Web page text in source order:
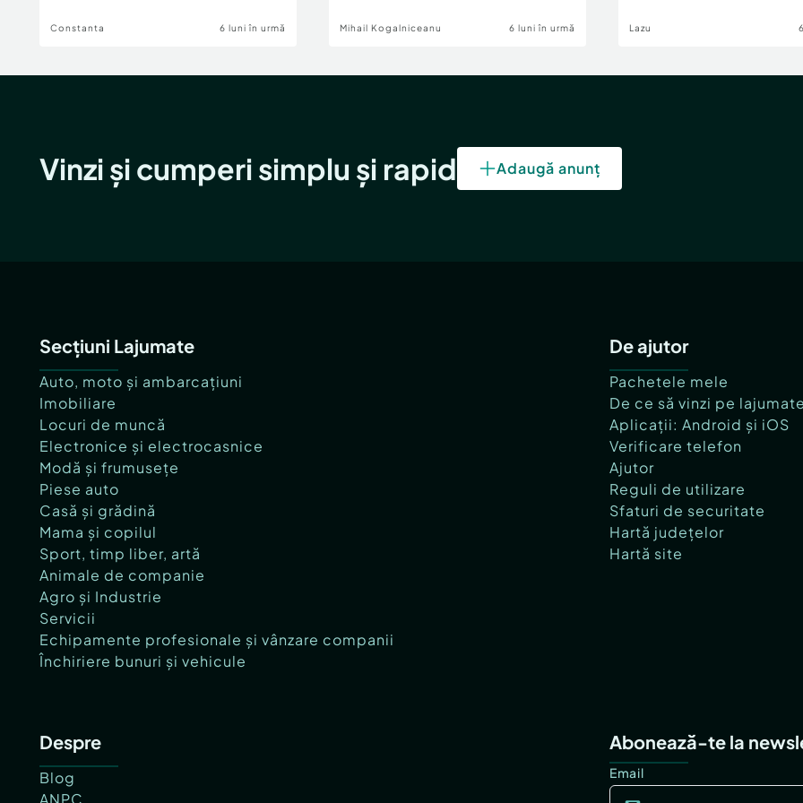
Constanta 6 luni în urmă Mihail Kogalniceanu 6 luni în urmă Lazu
Vinzi și cumperi simplu și rapid Adaugă anunț
Secțiuni Lajumate
Auto, moto și ambarcațiuni
Imobiliare
Locuri de muncă
Electronice și electrocasnice
Modă și frumusețe
Piese auto
Casă și grădină
Mama și copilul
Sport, timp liber, artă
Animale de companie
Agro și Industrie
Servicii
Echipamente profesionale și vânzare companii
Închiriere bunuri și vehicule
De ajutor
Pachetele mele
De ce să vinzi pe
Aplicații: Android și iOS
Verificare telefon
Ajutor
Reguli de utilizare
Sfaturi de securitate
Hartă județelor
Hartă site
Despre
Blog
ANPC
Abonează-te la
Email